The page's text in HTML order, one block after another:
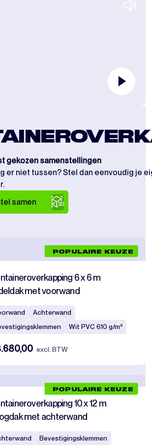
gekozen samenstellingen
er niet tussen? Stel dan eenvoudig je
samen
POPULAIRE KEUZE
6 x 6 m
met voorwand
Achterwand
Wit PVC 610 g/m²
excl. BTW
POPULAIRE KEUZE
10 x 12 m
met achterwand
Bevestigingsklemmen